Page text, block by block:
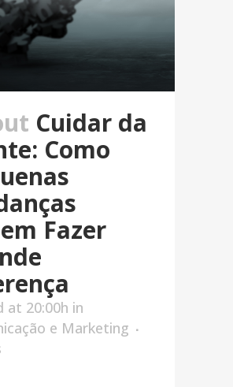
Cuidar da
Como
Fazer
at 20:00h in
e Marketing